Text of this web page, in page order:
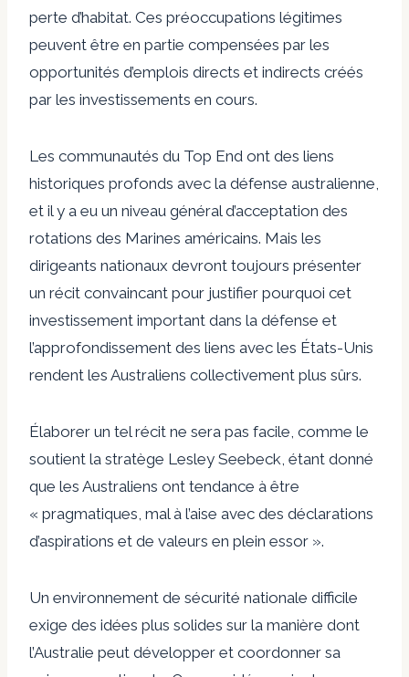
perte d’habitat. Ces préoccupations légitimes
peuvent être en partie compensées par les
opportunités d’emplois directs et indirects créés
par les investissements en cours.
Les communautés du Top End ont des liens
historiques profonds avec la défense australienne,
et il y a eu un niveau général d’acceptation des
rotations des Marines américains. Mais les
dirigeants nationaux devront toujours présenter
un récit convaincant pour justifier pourquoi cet
investissement important dans la défense et
l’approfondissement des liens avec les États-Unis
rendent les Australiens collectivement plus sûrs.
Élaborer un tel récit ne sera pas facile, comme le
soutient la stratège Lesley Seebeck, étant donné
que les Australiens ont tendance à être
« pragmatiques, mal à l’aise avec des déclarations
d’aspirations et de valeurs en plein essor ».
Un environnement de sécurité nationale difficile
exige des idées plus solides sur la manière dont
l’Australie peut développer et coordonner sa